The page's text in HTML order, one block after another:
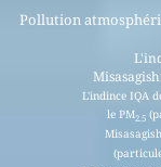
Pollution
L'indince IQA
le PM2.5